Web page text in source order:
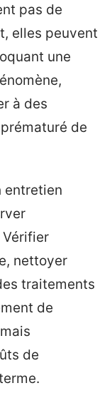
pas de
elles peuvent
une
à des
de
entretien
Vérifier
nettoyer
traitements
de
de